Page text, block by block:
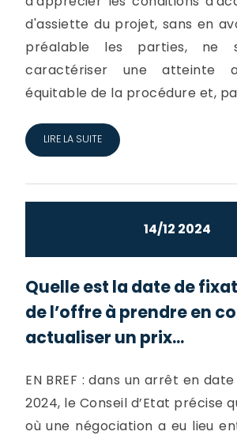
d'assiette du projet, sans en
préalable les parties, ne
caractériser une atteinte
équitable de la procédure et,
LIRE LA SUITE
14/12 2024
Quelle est la date de
de l’offre à prendre en
actualiser un prix...
EN BREF : dans un arrêt en
2024, le Conseil d’Etat précise
où une négociation a eu lieu